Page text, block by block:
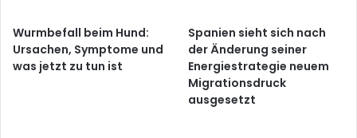
Wurmbefall beim Hund:
Ursachen, Symptome und
was jetzt zu tun ist
Spanien sieht sich nach
der Änderung seiner
Energiestrategie neuem
Migrationsdruck
ausgesetzt